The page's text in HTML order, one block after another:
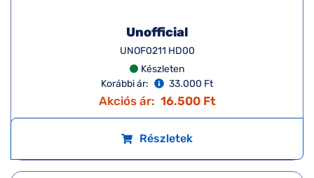
Unofficial
UNOF0211 HD00
Készleten
Korábbi ár:
33.000 Ft
Akciós ár: 16.500 Ft
Részletek